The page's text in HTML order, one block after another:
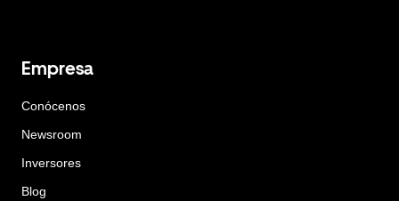
Empresa
Conócenos
Newsroom
Inversores
Blog